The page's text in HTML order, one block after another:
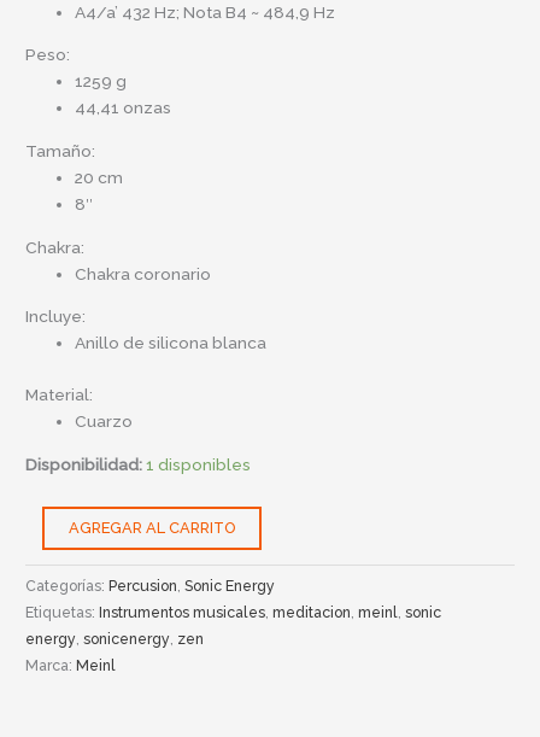
A4/a’ 432 Hz; Nota B4 ~ 484,9 Hz
Peso:
1259 g
44,41 onzas
Tamaño:
20 cm
8″
Chakra:
Chakra coronario
Incluye:
Anillo de silicona blanca
Material:
Cuarzo
Disponibilidad:1 disponibles
AGREGAR AL CARRITO
Categorías:Percusion,Sonic Energy
Etiquetas:Instrumentos musicales,meditacion,meinl,sonic
energy,sonicenergy, zen
Marca:Meinl